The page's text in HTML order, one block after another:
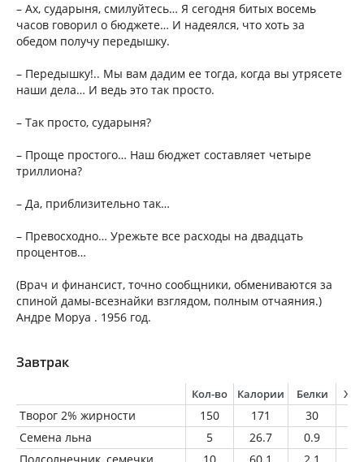
– Ах, сударыня, смилуйтесь… Я сегодня битых восемь
часов говорил о бюджете… И надеялся, что хоть за
обедом получу передышку.
– Передышку!.. Мы вам дадим ее тогда, когда вы утрясете
наши дела… И ведь это так просто.
– Так просто, сударыня?
– Проще простого… Наш бюджет составляет четыре
триллиона?
– Да, приблизительно так…
– Превосходно… Урежьте все расходы на двадцать
процентов…
(Врач и финансист, точно сообщники, обмениваются за
спиной дамы-всезнайки взглядом, полным отчаяния.)
Андре Моруа . 1956 год.
Завтрак
Кол-во Калории Белки
Творог 2% жирности 150 171 30
Семена льна
5 26.7 0.9